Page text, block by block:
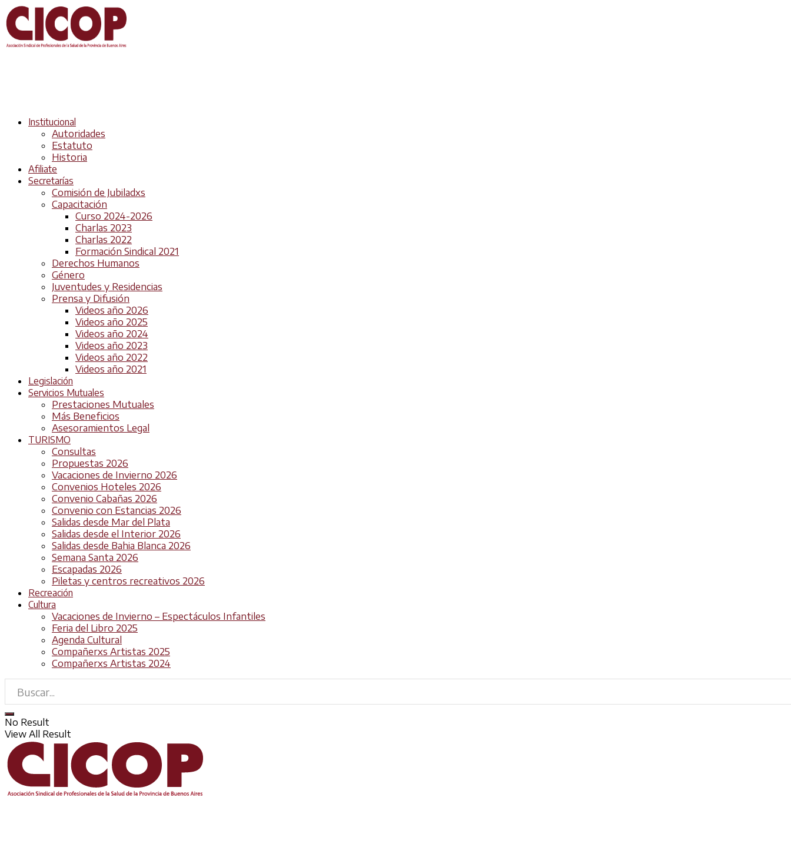
Institucional
Autoridades
Estatuto
Historia
Afiliate
Secretarías
Comisión de Jubiladxs
Capacitación
Curso 2024-2026
Charlas 2023
Charlas 2022
Formación Sindical 2021
Derechos Humanos
Género
Juventudes y Residencias
Prensa y Difusión
Videos año 2026
Videos año 2025
Videos año 2024
Videos año 2023
Videos año 2022
Videos año 2021
Legislación
Servicios Mutuales
Prestaciones Mutuales
Más Beneficios
Asesoramientos Legal
TURISMO
Consultas
Propuestas 2026
Vacaciones de Invierno 2026
Convenios Hoteles 2026
Convenio Cabañas 2026
Convenio con Estancias 2026
Salidas desde Mar del Plata
Salidas desde el Interior 2026
Salidas desde Bahia Blanca 2026
Semana Santa 2026
Escapadas 2026
Piletas y centros recreativos 2026
Recreación
Cultura
Vacaciones de Invierno – Espectáculos Infantiles
Feria del Libro 2025
Agenda Cultural
Compañerxs Artistas 2025
Compañerxs Artistas 2024
No Result
View All Result